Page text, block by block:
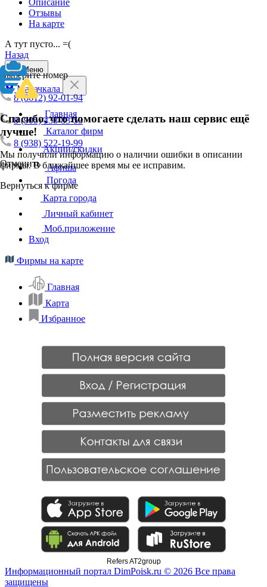
Отзывы
На карте
А тут пусто... =(
Назад
Выберите номер
8 (8612) 92-01-94
8 (905) 438-83-53
8 (938) 522-19-99
Отменить
Спасибо, что помогаете сделать наш сервис ещё
лучше!
Мы получили информацию о наличии ошибки в описании
фирмы. В ближайшее время мы ее исправим.
Вернуться к фирме
Меню
Махачкала
Главная
Каталог фирм
Акции/скидки
Афиша
Погода
Карта города
Личный кабинет
Моб.приложение
Вход
Фирмы на карте
Главная
Карта
Избранное
Refers AT2group
Информационный портал DimPoisk.ru © 2026 Все права
защищены